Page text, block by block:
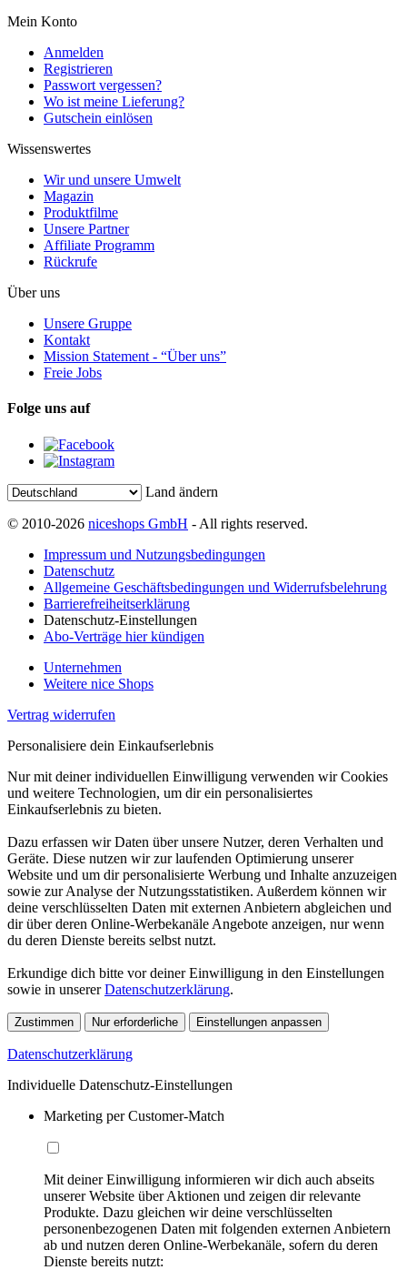
Mein Konto
Anmelden
Registrieren
Passwort vergessen?
Wo ist meine Lieferung?
Gutschein einlösen
Wissenswertes
Wir und unsere Umwelt
Magazin
Produktfilme
Unsere Partner
Affiliate Programm
Rückrufe
Über uns
Unsere Gruppe
Kontakt
Mission Statement - “Über uns”
Freie Jobs
Folge uns auf
Land ändern
© 2010-2026 niceshops GmbH - All rights reserved.
Impressum und Nutzungsbedingungen
Datenschutz
Allgemeine Geschäftsbedingungen und Widerrufsbelehrung
Barrierefreiheitserklärung
Datenschutz-Einstellungen
Abo-Verträge hier kündigen
Unternehmen
Weitere nice Shops
Vertrag widerrufen
Personalisiere dein Einkaufserlebnis
Nur mit deiner individuellen Einwilligung verwenden wir Cookies
und weitere Technologien, um dir ein personalisiertes
Einkaufserlebnis zu bieten.
Dazu erfassen wir Daten über unsere Nutzer, deren Verhalten und
Geräte. Diese nutzen wir zur laufenden Optimierung unserer
Website und um dir personalisierte Werbung und Inhalte anzuzeigen
sowie zur Analyse der Nutzungsstatistiken. Außerdem können wir
deine verschlüsselten Daten mit externen Anbietern abgleichen und
dir über deren Online-Werbekanäle Angebote anzeigen, nur wenn
du deren Dienste bereits selbst nutzt.
Erkundige dich bitte vor deiner Einwilligung in den Einstellungen
sowie in unsererDatenschutzerklärung.
Zustimmen Nur erforderliche Einstellungen anpassen
Datenschutzerklärung
Individuelle Datenschutz-Einstellungen
Marketing per Customer-Match
Mit deiner Einwilligung informieren wir dich auch abseits
unserer Website über Aktionen und zeigen dir relevante
Produkte. Dazu gleichen wir deine verschlüsselten
personenbezogenen Daten mit folgenden externen Anbietern
ab und nutzen deren Online-Werbekanäle, sofern du deren
Dienste bereits nutzt: